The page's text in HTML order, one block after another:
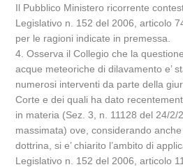
Il Pubblico Ministero ricorrente
Legislativo n. 152 del 2006, articolo
per le ragioni indicate in premessa.
4. Osserva il Collegio che la
acque meteoriche di dilavamento e’
numerosi interventi da parte della
Corte e dei quali ha dato
in materia (Sez. 3, n. 11128 del 24/2/
massimata) ove, considerando
dottrina, si e’ chiarito l’ambito di
Legislativo n. 152 del 2006, articolo